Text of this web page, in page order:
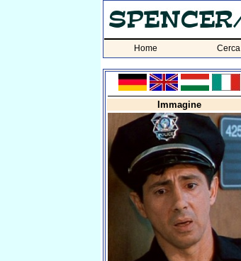
Home Cerca
Immagine